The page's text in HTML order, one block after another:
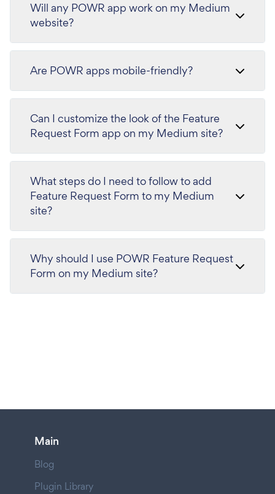
Will any POWR app work on my Medium
website?
Are POWR apps mobile-friendly?
Can I customize the look of the Feature
Request Form app on my Medium site?
What steps do I need to follow to add
Feature Request Form to my Medium
site?
Why should I use POWR Feature Request
Form on my Medium site?
Main
Blog
Plugin Library